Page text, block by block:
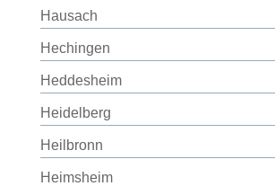
Hausach
Hechingen
Heddesheim
Heidelberg
Heilbronn
Heimsheim